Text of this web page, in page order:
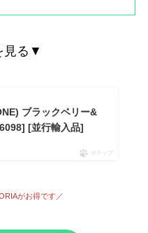
見る▼
ブラックベリー&
[並行輸入品]
ポチップ
がお得です ／